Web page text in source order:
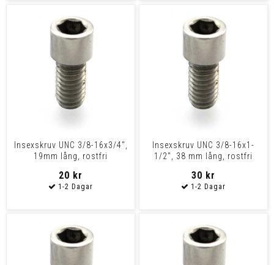
Insexskruv UNC 3/8-16x3/4",
19mm lång, rostfri
20 kr
Insexskruv UNC 3/8-16x1-
1/2", 38 mm lång, rostfri
30 kr